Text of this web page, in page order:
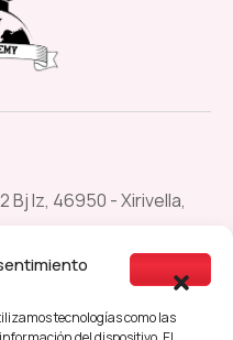
tecnologías como las
Bj Iz, 46950 - Xirivella,